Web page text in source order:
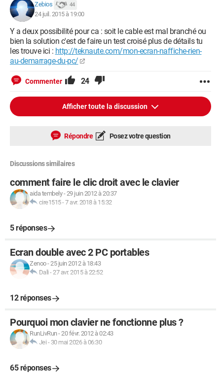
Zebios 44
24 juil. 2015 à 19:00
Y a deux possibilité pour ca : soit le cable est mal branché ou
bien la solution c'est de faire un test croisé plus de détails tu
les trouve ici : http://teknaute.com/mon-ecran-naffiche-rien-
au-demarrage-du-pc/
Commenter 24
Afficher toute la discussion
Répondre Posez votre question
Discussions similaires
comment faire le clic droit avec le clavier
aida tembely-29 juin 2012 à 20:37
cire1515-7 avr. 2018 à 15:32
5 réponses
Ecran double avec 2 PC portables
Zenoo-25 juin 2012 à 18:43
Dali -27 avr. 2015 à 22:52
12 réponses
Pourquoi mon clavier ne fonctionne plus ?
RunLivRun-20 févr. 2012 à 02:43
Jei - 30 mai 2026 à 06:30
65 réponses